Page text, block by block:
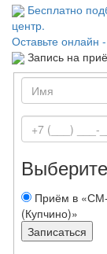
Бесплатно
центр.
Оставьте онлайн
Запись на
Приём в «СМ-
(Купчино)»